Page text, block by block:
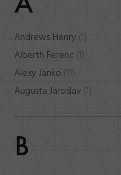
Andrews Henry (1)
Alberth Ferenc (1)
Alexy Janko (11)
Augusta Jaroslav (1)
B